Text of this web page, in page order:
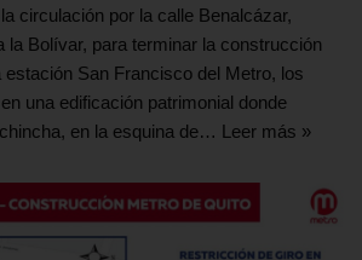
circulación por la calle Benalcázar,
la Bolívar, para terminar la construcción
estación San Francisco del Metro, los
una edificación patrimonial donde
en la esquina de… Leer más »